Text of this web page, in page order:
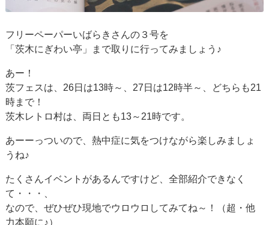
フリーペーパーいばらきさんの３号を
「茨木にぎわい亭」まで取りに行ってみましょう♪
あー！
茨フェスは、26日は13時～、27日は12時半～、どちらも21
時まで！
茨木レトロ村は、両日とも13～21時です。
あーーっついので、熱中症に気をつけながら楽しみましょ
うね♪
たくさんイベントがあるんですけど、全部紹介できなく
て・・・、
なので、ぜひぜひ現地でウロウロしてみてね～！（超・他
力本願に♪）